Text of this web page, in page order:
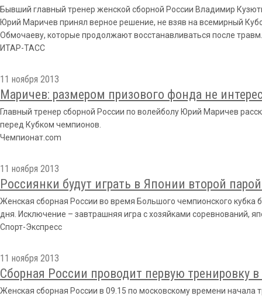
Бывший главный тренер женской сборной России Владимир
Юрий Маричев принял верное решение, не взяв на всемирный
Обмочаеву, которые продолжают восстанавливаться после травм.
ИТАР-ТАСС
11 ноября 2013
Маричев: размером призового фонда не
Главный тренер сборной России по волейболу Юрий Маричев
перед Кубком чемпионов.
Чемпионат.com
11 ноября 2013
Россиянки будут играть в Японии второй
Женская сборная России во время Большого чемпионского кубка
дня. Исключение – завтрашняя игра с хозяйками соревнований,
Спорт-Экспресс
11 ноября 2013
Сборная России проводит первую тренировку в
Женская сборная России в 09.15 по московскому времени начала